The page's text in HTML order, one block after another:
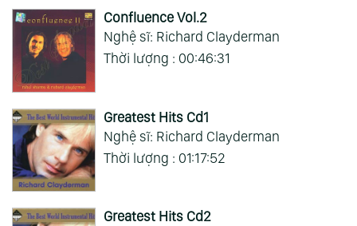
Confluence Vol.2
Nghệ sĩ: Richard Clayderman
Thời lượng : 00:46:31
Greatest Hits Cd1
Nghệ sĩ: Richard Clayderman
Thời lượng : 01:17:52
Greatest Hits Cd2